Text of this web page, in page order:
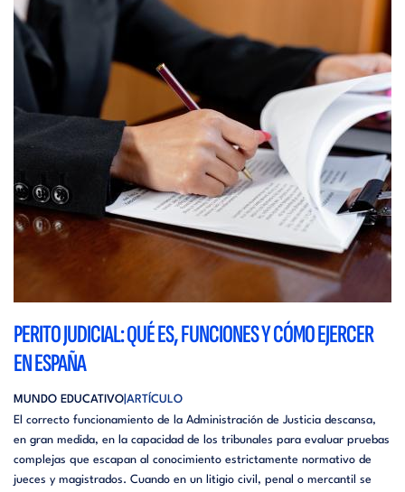
PERITO JUDICIAL: QUÉ ES, FUNCIONES Y CÓMO EJERCER
EN ESPAÑA
MUNDO EDUCATIVO ARTÍCULO
El correcto funcionamiento de la Administración de Justicia descansa,
en gran medida, en la capacidad de los tribunales para evaluar pruebas
complejas que escapan al conocimiento estrictamente normativo de
jueces y magistrados. Cuando en un litigio civil, penal o mercantil se